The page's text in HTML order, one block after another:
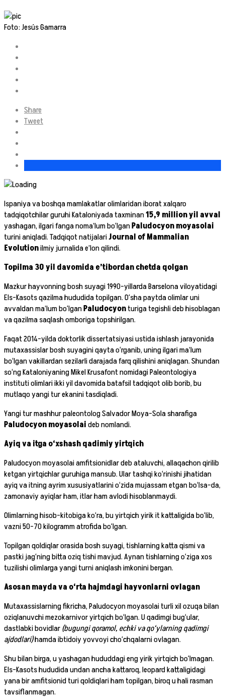
Foto: Jesús Gamarra
Share
Tweet
Ispaniya va boshqa mamlakatlar olimlaridan iborat xalqaro
tadqiqotchilar guruhi Kataloniyada taxminan15,9 million yil avval
yashagan, ilgari fanga noma’lum bo‘lganPaludocyon moyasolai
turini aniqladi. Tadqiqot natijalariJournal of Mammalian
Evolutionilmiy jurnalida e’lon qilindi.
Topilma 30 yil davomida e’tibordan chetda qolgan
Mazkur hayvonning bosh suyagi 1990-yillarda Barselona viloyatidagi
Els-Kasots qazilma hududida topilgan. O‘sha paytda olimlar uni
avvaldan ma’lum bo‘lganPaludocyonturiga tegishli deb hisoblagan
va qazilma saqlash omboriga topshirilgan.
Faqat 2014-yilda doktorlik dissertatsiyasi ustida ishlash jarayonida
mutaxassislar bosh suyagini qayta o‘rganib, uning ilgari ma’lum
bo‘lgan vakillardan sezilarli darajada farq qilishini aniqlagan. Shundan
so‘ng Kataloniyaning Mikel Krusafont nomidagi Paleontologiya
instituti olimlari ikki yil davomida batafsil tadqiqot olib borib, bu
mutlaqo yangi tur ekanini tasdiqladi.
Yangi tur mashhur paleontolog Salvador Moya-Sola sharafiga
Paludocyon moyasolaideb nomlandi.
Ayiq va itga o‘xshash qadimiy yirtqich
Paludocyon moyasolai amfitsionidlar deb ataluvchi, allaqachon qirilib
ketgan yirtqichlar guruhiga mansub. Ular tashqi ko‘rinishi jihatidan
ayiq va itning ayrim xususiyatlarini o‘zida mujassam etgan bo‘lsa-da,
zamonaviy ayiqlar ham, itlar ham avlodi hisoblanmaydi.
Olimlarning hisob-kitobiga ko‘ra, bu yirtqich yirik it kattaligida bo‘lib,
vazni 50–70 kilogramm atrofida bo‘lgan.
Topilgan qoldiqlar orasida bosh suyagi, tishlarning katta qismi va
pastki jag‘ning bitta oziq tishi mavjud. Aynan tishlarning o‘ziga xos
tuzilishi olimlarga yangi turni aniqlash imkonini bergan.
Asosan mayda va o‘rta hajmdagi hayvonlarni ovlagan
Mutaxassislarning fikricha, Paludocyon moyasolai turli xil ozuqa bilan
oziqlanuvchi mezokarnivor yirtqich bo‘lgan. U qadimgi bug‘ular,
dastlabki bovidlar(bugungi qoramol, echki va qo‘ylarning qadimgi
ajdodlari)hamda ibtidoiy yovvoyi cho‘chqalarni ovlagan.
Shu bilan birga, u yashagan hududdagi eng yirik yirtqich bo‘lmagan.
Els-Kasots hududida undan ancha kattaroq, leopard kattaligidagi
yana bir amfitsionid turi qoldiqlari ham topilgan, biroq u hali rasman
tavsiflanmagan.